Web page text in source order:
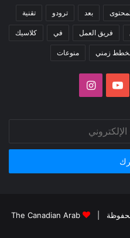
بعد ترودو تقنية
فريق العمل في كلاسيك
زمني منوعات
يوتيوبانستقرام
The Canadian Arab